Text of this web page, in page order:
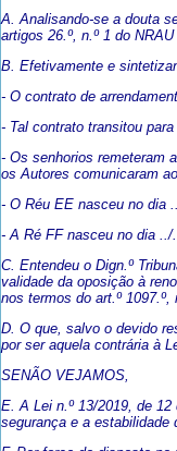
A. Analisando-se a douta
artigos 26.º, n.º 1 do
B. Efetivamente e
- O contrato de
- Tal contrato transitou
- Os senhorios remeteram
os Autores comunicaram
- O Réu EE nasceu no dia
- A Ré FF nasceu no dia ../
C. Entendeu o Dign.º
validade da oposição à
nos termos do art.º
D. O que, salvo o devido
por ser aquela contrária à
SENÃO VEJAMOS,
E. A Lei n.º 13/2019, de
segurança e a estabilidade